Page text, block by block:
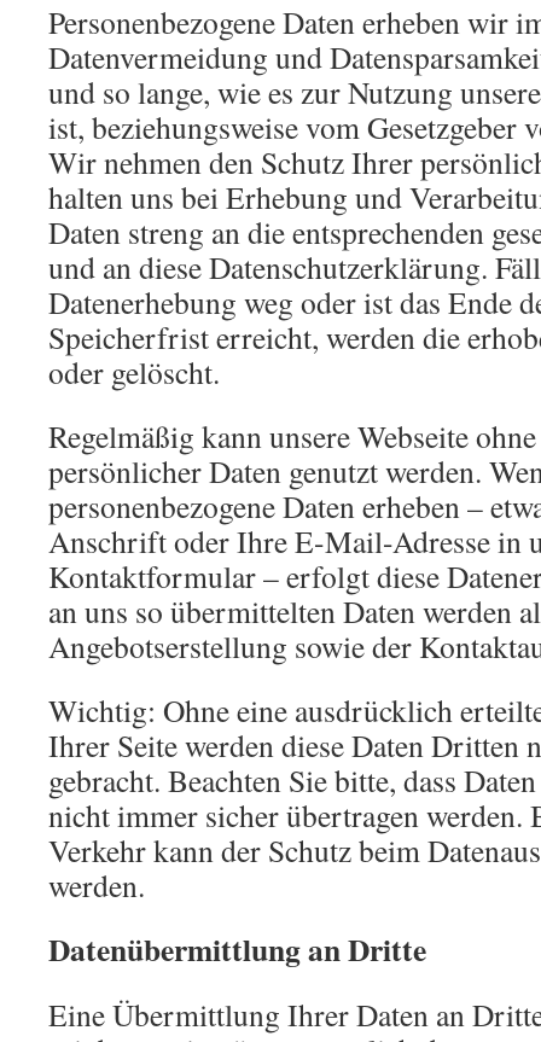
Personenbezogene Daten erheben wir
Datenvermeidung und
und so lange, wie es zur Nutzung
ist, beziehungsweise vom Gesetzgeber
Wir nehmen den Schutz Ihrer
halten uns bei Erhebung und
Daten streng an die entsprechenden
und an diese Datenschutzerklärung.
Datenerhebung weg oder ist das Ende
Speicherfrist erreicht, werden die
oder gelöscht.
Regelmäßig kann unsere Webseite
persönlicher Daten genutzt werden.
personenbezogene Daten erheben –
Anschrift oder Ihre E-Mail-Adresse in
Kontaktformular – erfolgt diese
an uns so übermittelten Daten werden
Angebotserstellung sowie der
Wichtig: Ohne eine ausdrücklich
Ihrer Seite werden diese Daten Dritten
gebracht. Beachten Sie bitte, dass
nicht immer sicher übertragen
Verkehr kann der Schutz beim
werden.
Datenübermittlung an Dritte
Eine Übermittlung Ihrer Daten an